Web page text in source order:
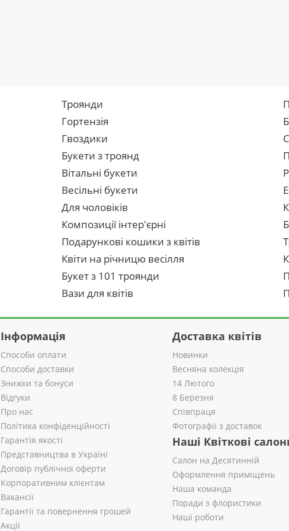
Троянди
Гортензія
Гвоздики
Букети з троянд
Вітальні букети
Весільні букети
Для чоловіків
Композиції інтер'єрні
Подарункові кошики з квітів
Квіти на річницю весілля
Букет з 101 троянди
Вази для квітів
Інформація
Способи оплати
Способи доставки
Знижки та бонуси
Відгуки
Про нас
Політика конфіденційності
Гарантія якості
Представництва в Україні
Договір публічної оферти
Корпоративним клієнтам
Вакансії
Гарантії та повернення грошей
Акції
Доставка квітів
Новинки
Весняна колекція
14 Лютого
8 Березня
Співпраця
Фотографії з доставок
Наші Квіткові
Салон на Десятинній
Оформлення приміщень
Наша команда
Поради з флористики
Наші роботи